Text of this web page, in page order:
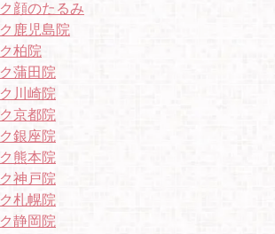
顔のたるみ
鹿児島院
柏院
蒲田院
川崎院
京都院
銀座院
熊本院
神戸院
札幌院
静岡院